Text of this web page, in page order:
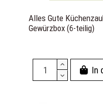
Alles Gute
Gewürzbox (6-teilig)
In